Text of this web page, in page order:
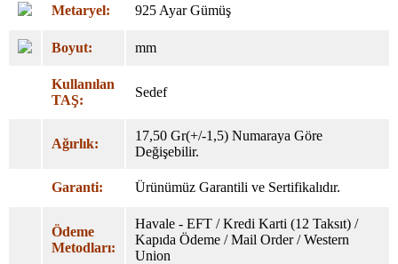
Metaryel: 925 Ayar Gümüş
Boyut: mm
Kullanılan
TAŞ:
Sedef
Ağırlık:
17,50 Gr(+/-1,5) Numaraya Göre
Değişebilir.
Garanti: Ürünümüz Garantili ve Sertifikalıdır.
Ödeme
Metodları:
Havale - EFT / Kredi Karti (12 Taksıt) /
Kapıda Ödeme / Mail Order / Western
Union